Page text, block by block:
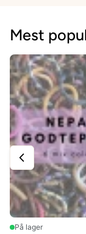
Mest
På lager